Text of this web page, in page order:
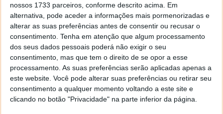
nossos 1733 parceiros, conforme descrito acima. Em
alternativa, pode aceder a informações mais pormenorizadas e
alterar as suas preferências antes de consentir ou recusar o
consentimento. Tenha em atenção que algum processamento
dos seus dados pessoais poderá não exigir o seu
consentimento, mas que tem o direito de se opor a esse
processamento. As suas preferências serão aplicadas apenas a
este website. Você pode alterar suas preferências ou retirar seu
consentimento a qualquer momento voltando a este site e
clicando no botão "Privacidade" na parte inferior da página.
Passaram a ter a mesma interface que têm
actualmente no Windows 7 e todos os efeitos
associados. Naveguem no menu iniciar e vão ter
novamente acesso directo aos programas que têm
instalados, da forma tradicional.